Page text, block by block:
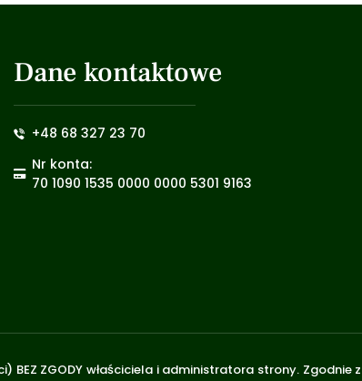
Dane kontaktowe
+48 68 327 23 70
Nr konta:
70 1090 1535 0000 0000 5301 9163
BEZ ZGODY właściciela i administratora strony.